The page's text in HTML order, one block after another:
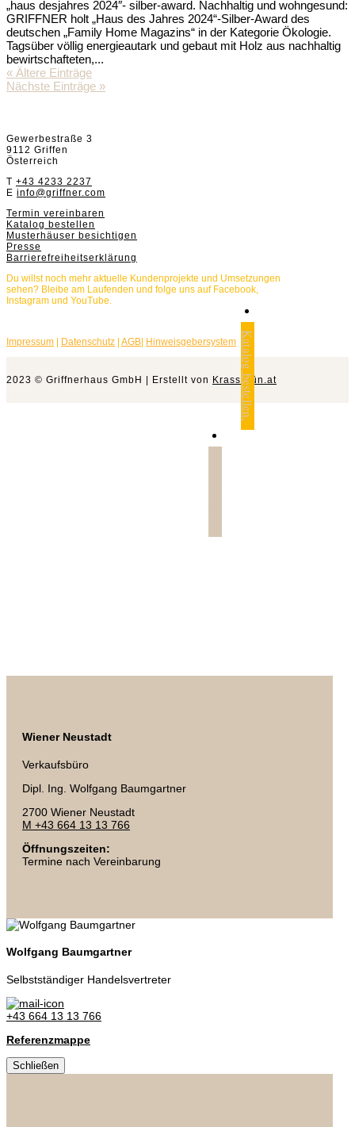
„haus desjahres 2024″- silber-award. Nachhaltig und wohngesund:
GRIFFNER holt „Haus des Jahres 2024“-Silber-Award des
deutschen „Family Home Magazins“ in der Kategorie Ökologie.
Tagsüber völlig energieautark und gebaut mit Holz aus nachhaltig
bewirtschafteten,...
« Ältere Einträge
Nächste Einträge »
Gewerbestraße 3
9112 Griffen
Österreich
T +43 4233 2237
E info@griffner.com
Termin vereinbaren
Katalog bestellen
Musterhäuser besichtigen
Presse
Barrierefreiheitserklärung
Du willst noch mehr aktuelle Kundenprojekte und Umsetzungen
sehen? Bleibe am Laufenden und folge uns auf Facebook,
Instagram und YouTube.
Impressum Datenschutz AGB Hinweisgebersystem
2023 © Griffnerhaus GmbH | Erstellt von Krassgrün.at
Katalog bestellen.
Wiener Neustadt
Verkaufsbüro
Dipl. Ing. Wolfgang Baumgartner
2700 Wiener Neustadt
M +43 664 13 13 766
Öffnungszeiten:
Termine nach Vereinbarung
Wolfgang Baumgartner
Selbstständiger Handelsvertreter
+43 664 13 13 766
Referenzmappe
Schließen